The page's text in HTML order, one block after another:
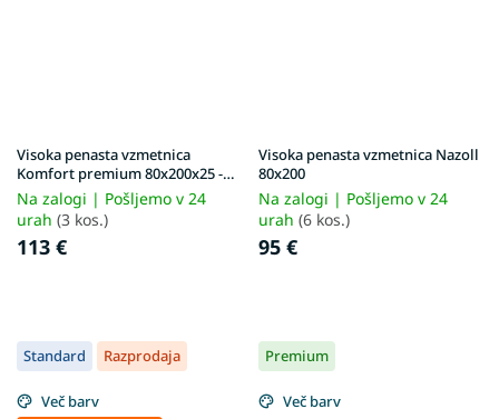
Visoka penasta vzmetnica
Komfort premium 80x200x25 -
prevleka Exclusive Premium
Na zalogi | Pošljemo v 24
urah (3 kos.)
113 €
Visoka penasta vzmetnica Nazoll
80x200
Na zalogi | Pošljemo v 24
urah (6 kos.)
95 €
Standard Razprodaja
Več barv
Premium
Več barv